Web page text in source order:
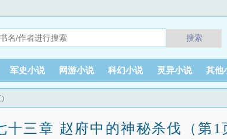
搜索
军史小说 网游小说 科幻小说 灵异小说 其他
十三章 赵府中的神秘杀伐（第1